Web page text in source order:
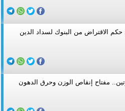
حكم الاقتراض من البنوك لسداد الدين